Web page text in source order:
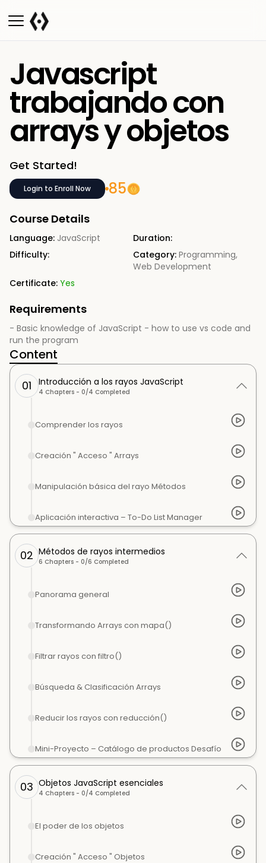
Javascript
trabajando con
arrays y objetos
Get Started!
Login to Enroll Now 85
Course Details
Language: JavaScript
Duration:
Difficulty:
Category: Programming,
Web Development
Certificate: Yes
Requirements
- Basic knowledge of JavaScript - how to use vs code and
run the program
Content
01 Introducción a los rayos JavaScript
4 Chapters - 0/4 Completed
Comprender los rayos
Creación " Acceso " Arrays
Manipulación básica del rayo Métodos
Aplicación interactiva – To-Do List Manager
02 Métodos de rayos intermedios
6 Chapters - 0/6 Completed
Panorama general
Transformando Arrays con mapa()
Filtrar rayos con filtro()
Búsqueda & Clasificación Arrays
Reducir los rayos con reducción()
Mini-Proyecto – Catálogo de productos Desafío
03 Objetos JavaScript esenciales
4 Chapters - 0/4 Completed
El poder de los objetos
Creación " Acceso " Objetos